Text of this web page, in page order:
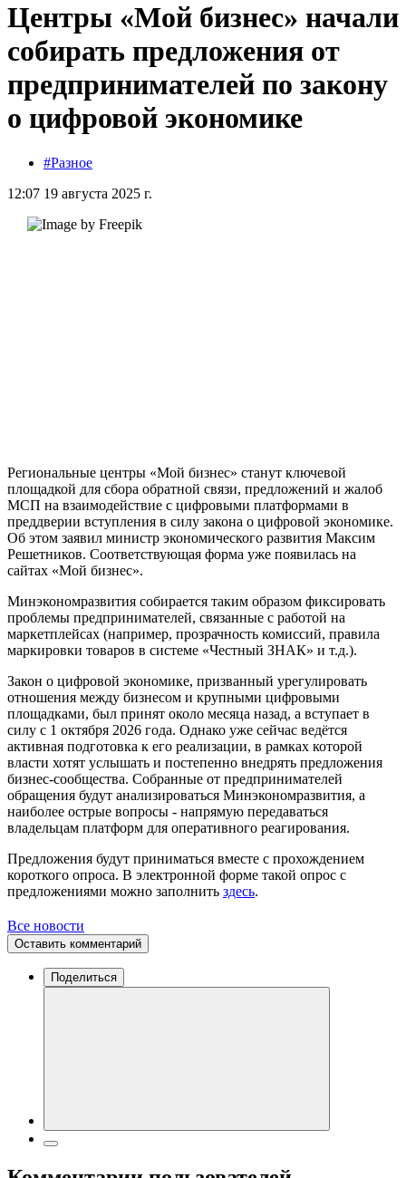
Центры «Мой бизнес» начали
собирать предложения от
предпринимателей по закону
о цифровой экономике
#Разное
12:07 19 августа 2025 г.
Региональные центры «Мой бизнес» станут ключевой
площадкой для сбора обратной связи, предложений и жалоб
МСП на взаимодействие с цифровыми платформами в
преддверии вступления в силу закона о цифровой экономике.
Об этом заявил министр экономического развития Максим
Решетников. Соответствующая форма уже появилась на
сайтах «Мой бизнес».
Минэкономразвития собирается таким образом фиксировать
проблемы предпринимателей, связанные с работой на
маркетплейсах (например, прозрачность комиссий, правила
маркировки товаров в системе «Честный ЗНАК» и т.д.).
Закон о цифровой экономике, призванный урегулировать
отношения между бизнесом и крупными цифровыми
площадками, был принят около месяца назад, а вступает в
силу с 1 октября 2026 года. Однако уже сейчас ведётся
активная подготовка к его реализации, в рамках которой
власти хотят услышать и постепенно внедрять предложения
бизнес-сообщества. Собранные от предпринимателей
обращения будут анализироваться Минэкономразвития, а
наиболее острые вопросы - напрямую передаваться
владельцам платформ для оперативного реагирования.
Предложения будут приниматься вместе с прохождением
короткого опроса. В электронной форме такой опрос с
предложениями можно заполнить здесь.
Все новости
Оставить комментарий
Поделиться